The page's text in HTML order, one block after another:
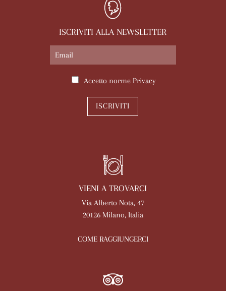
ISCRIVITI ALLA NEWSLETTER
Accetto norme Privacy
ISCRIVITI
VIENI A TROVARCI
Via Alberto Nota, 47
20126 Milano, Italia
COME RAGGIUNGERCI